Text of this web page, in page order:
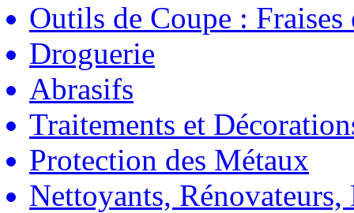
Outils de Coupe : Fraises
Droguerie
Abrasifs
Traitements et
Protection des Métaux
Nettoyants, Rénovateurs,